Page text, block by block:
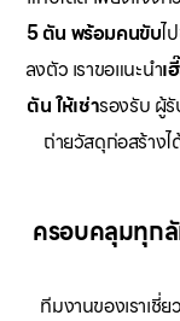
5 ตัน พร้อมคนขับไ
ลงตัว เราขอแนะนำเ
ตัน ให้เช่ารองรับ ผู้รั
ถ่ายวัสดุก่อสร้างไ
ครอบคลุมทุก
ทีมงานของเราเชี่